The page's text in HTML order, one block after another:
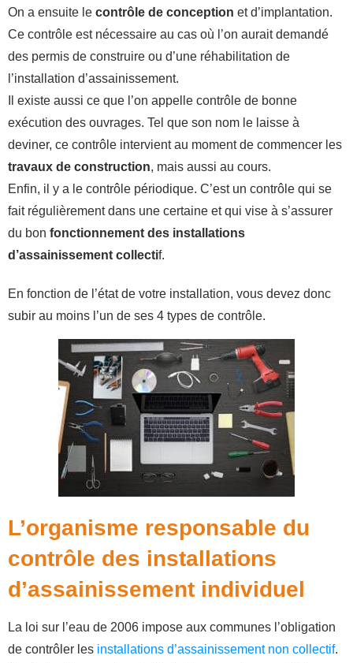
On a ensuite le contrôle de conception et d’implantation.
Ce contrôle est nécessaire au cas où l’on aurait demandé
des permis de construire ou d’une réhabilitation de
l’installation d’assainissement.
Il existe aussi ce que l’on appelle contrôle de bonne
exécution des ouvrages. Tel que son nom le laisse à
deviner, ce contrôle intervient au moment de commencer les
travaux de construction, mais aussi au cours.
Enfin, il y a le contrôle périodique. C’est un contrôle qui se
fait régulièrement dans une certaine et qui vise à s’assurer
du bon fonctionnement des installations
d’assainissement collectif.
En fonction de l’état de votre installation, vous devez donc
subir au moins l’un de ses 4 types de contrôle.
L’organisme responsable du
contrôle des installations
d’assainissement individuel
La loi sur l’eau de 2006 impose aux communes l’obligation
de contrôler les installations d’assainissement non collectif.